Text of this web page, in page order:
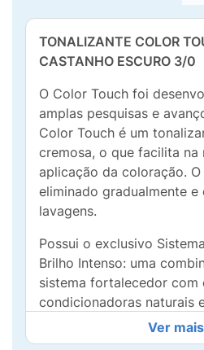
TONALIZANTE COLOR
CASTANHO ESCURO 3/0
O Color Touch foi
amplas pesquisas e
Color Touch é um
cremosa, o que facilita na
aplicação da coloração.
eliminado gradualmente e
lavagens.
Possui o exclusivo
Brilho Intenso: uma
sistema fortalecedor com
condicionadoras naturais
reflexo de cor e brilho
condicionamento e a
Ver